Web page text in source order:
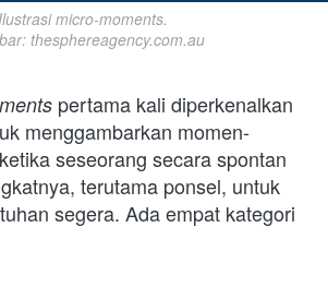
Ilustrasi micro-moments.
thesphereagency.com.au
pertama kali diperkenalkan
menggambarkan momen-
seseorang secara spontan
terutama ponsel, untuk
segera. Ada empat kategori